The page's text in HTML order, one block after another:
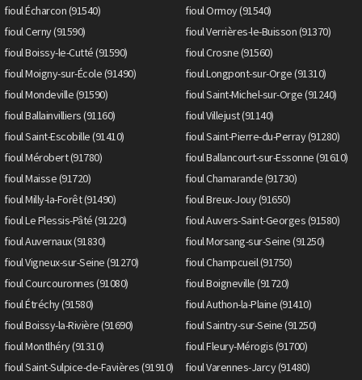
fioul Écharcon (91540)
fioul Ormoy (91540)
fioul Cerny (91590)
fioul Verrières-le-Buisson (91370)
fioul Boissy-le-Cutté (91590)
fioul Crosne (91560)
fioul Moigny-sur-École (91490)
fioul Longpont-sur-Orge (91310)
fioul Mondeville (91590)
fioul Saint-Michel-sur-Orge (91240)
fioul Ballainvilliers (91160)
fioul Villejust (91140)
fioul Saint-Escobille (91410)
fioul Saint-Pierre-du-Perray (91280)
fioul Mérobert (91780)
fioul Ballancourt-sur-Essonne (91610)
fioul Maisse (91720)
fioul Chamarande (91730)
fioul Milly-la-Forêt (91490)
fioul Breux-Jouy (91650)
fioul Le Plessis-Pâté (91220)
fioul Auvers-Saint-Georges (91580)
fioul Auvernaux (91830)
fioul Morsang-sur-Seine (91250)
fioul Vigneux-sur-Seine (91270)
fioul Champcueil (91750)
fioul Courcouronnes (91080)
fioul Boigneville (91720)
fioul Étréchy (91580)
fioul Authon-la-Plaine (91410)
fioul Boissy-la-Rivière (91690)
fioul Saintry-sur-Seine (91250)
fioul Montlhéry (91310)
fioul Fleury-Mérogis (91700)
fioul Saint-Sulpice-de-Favières (91910)
fioul Varennes-Jarcy (91480)